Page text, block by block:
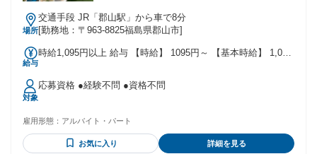
場所
交通手段 JR「郡山駅」から車で8分
[勤務地：〒963-8825福島県郡山市]
給与
時給1,095円以上 給与 【時給】 1095円～ 【基本時給】 1,095
曜・祝日は時給100円アップ
対象
応募資格 ●経験不問 ●資格不問
雇用形態： アルバイト・パート
お気に入り 詳細を見る